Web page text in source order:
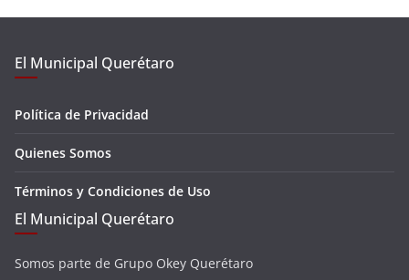
El Municipal Querétaro
Política de Privacidad
Quienes Somos
Términos y Condiciones de Uso
El Municipal Querétaro
Somos parte de Grupo Okey Querétaro